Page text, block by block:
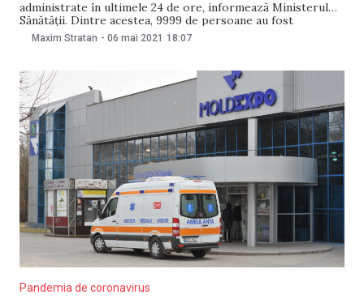
administrate în ultimele 24 de ore, informează Ministerul
Sănătății. Dintre acestea, 9999 de persoane au fost
imunizate cu prima doză, iar 1345 de persoane – cu a doua
Maxim Stratan - 06 mai 2021 18:07
Pandemia de coronavirus